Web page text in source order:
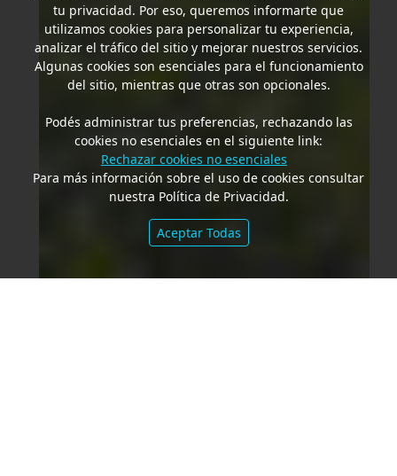
tu privacidad. Por eso, queremos informarte que
utilizamos cookies para personalizar tu experiencia,
analizar el tráfico del sitio y mejorar nuestros servicios.
Algunas cookies son esenciales para el funcionamiento
del sitio, mientras que otras son opcionales.
Podés administrar tus preferencias, rechazando las
cookies no esenciales en el siguiente link:
Rechazar cookies no esenciales
Para más información sobre el uso de cookies consultar
nuestra Política de Privacidad.
Aceptar Todas